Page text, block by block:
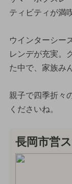
ティビティが満
ウインターシー
レンデが充実。
た中で、家族み
親子で四季折々
くださいね。
長岡市営